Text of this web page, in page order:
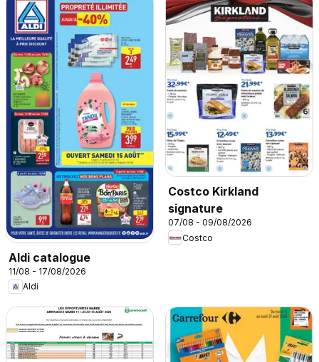
Aldi catalogue
11/08 - 17/08/2026
Aldi
Costco Kirkland
signature
07/08 - 09/08/2026
Costco